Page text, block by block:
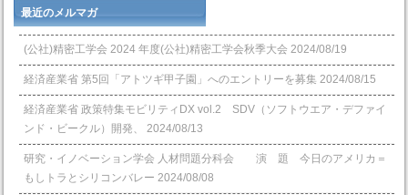
最近のメルマガ
(公社)精密工学会 2024 年度(公社)精密工学会秋季大会 2024/08/19
経済産業省 第5回「アトツギ甲子園」へのエントリーを募集 2024/08/15
経済産業省 政策特集モビリティDX vol.2 SDV（ソフトウエア・デファイ
ンド・ビークル）開発、
2024/08/13
研究・イノベーション学会 人材問題分科会 演 題 今日のアメリカ＝
もしトラとシリコンバレー 2024/08/08